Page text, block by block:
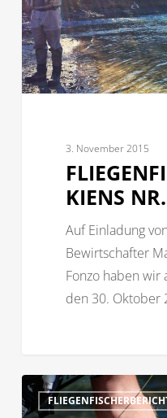
3. November 2015
KIENS
Auf Einladung von
Bewirtschafter
Fonzo haben wir
den 30. Oktober
Fliegenfischen
in
2